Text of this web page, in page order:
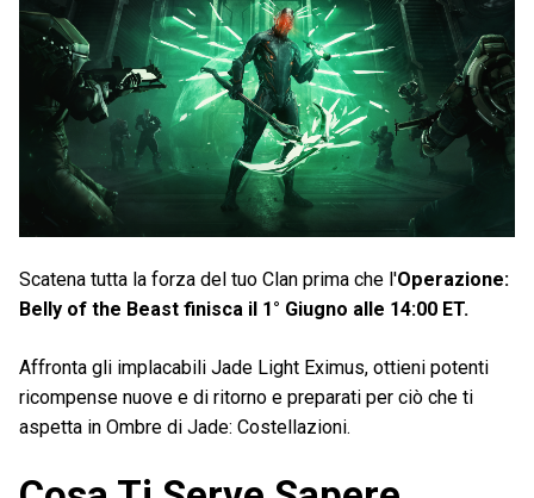
Scatena tutta la forza del tuo Clan prima che l'Operazione:
Belly of the Beast finisca il 1° Giugno alle 14:00 ET.
Affronta gli implacabili Jade Light Eximus, ottieni potenti
ricompense nuove e di ritorno e preparati per ciò che ti
aspetta in Ombre di Jade: Costellazioni.